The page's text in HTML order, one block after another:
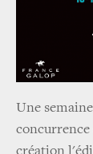
Une
concurrence